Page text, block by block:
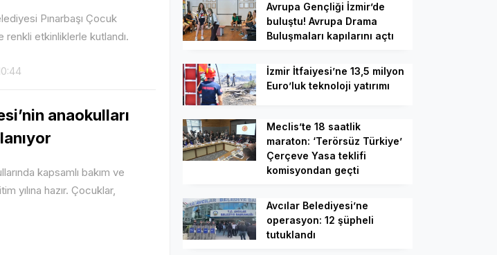
Pınarbaşı Çocuk
etkinliklerle kutlandı.
anaokulları
kapsamlı bakım ve
yılına hazır. Çocuklar,
Avrupa Gençliği İzmir’de
buluştu! Avrupa Drama
Buluşmaları kapılarını açtı
İzmir İtfaiyesi’ne 13,5 milyon
Euro’luk teknoloji yatırımı
Meclis’te 18 saatlik
maraton: ‘Terörsüz Türkiye’
Çerçeve Yasa teklifi
komisyondan geçti
Avcılar Belediyesi’ne
operasyon: 12 şüpheli
tutuklandı